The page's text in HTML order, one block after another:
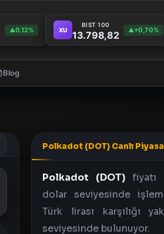
▲0.12% XU
BIST 100
13.798,82 ▲+0,70%
Blog
Polkadot (DOT) Canlı
Polkadot (DOT)fiyatı
dolar seviyesinde
Türk lirası karşılığı
seviyesinde bulunuyor.